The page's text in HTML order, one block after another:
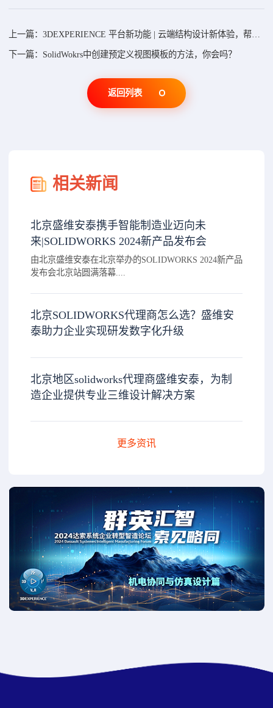
下一篇：SolidWokrs中创建预定义视图模板的方法，你会吗？
返回列表
相关新闻
北京盛维安泰携手智能制造业迈向未
来|SOLIDWORKS 2024新产品发布会
由北京盛维安泰在北京举办的SOLIDWORKS 2024新产品
发布会北京站圆满落幕....
北京SOLIDWORKS代理商怎么选？盛维安
泰助力企业实现研发数字化升级
北京地区solidworks代理商盛维安泰，为制
造企业提供专业三维设计解决方案
更多资讯